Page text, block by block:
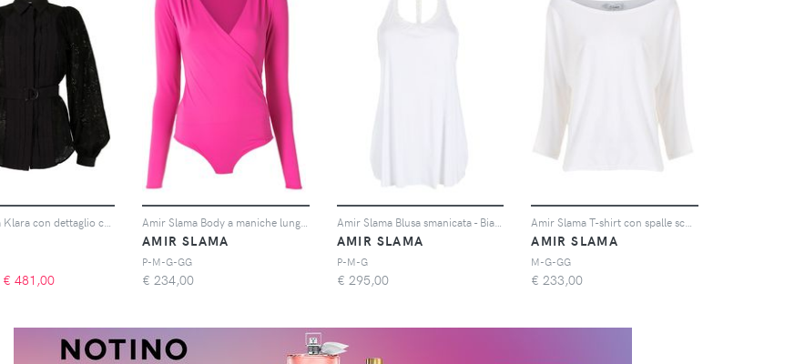
Acler Blusa Klara con dettaglio cut-out - Nero
€ 481,00
Amir Slama Body a maniche lunghe - Rosa
AMIR SLAMA
P-M-G-GG
€ 234,00
Amir Slama Blusa smanicata - Bianco
AMIR SLAMA
P-M-G
€ 295,00
Amir Slama T-shirt con spalle scoperte - Bianco
AMIR SLAMA
M-G-GG
€ 233,00